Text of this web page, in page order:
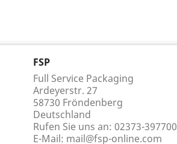
FSP
Full Service Packaging
Ardeyerstr. 27
58730 Fröndenberg
Deutschland
Rufen Sie uns an: 02373-397700
E-Mail: mail@fsp-online.com